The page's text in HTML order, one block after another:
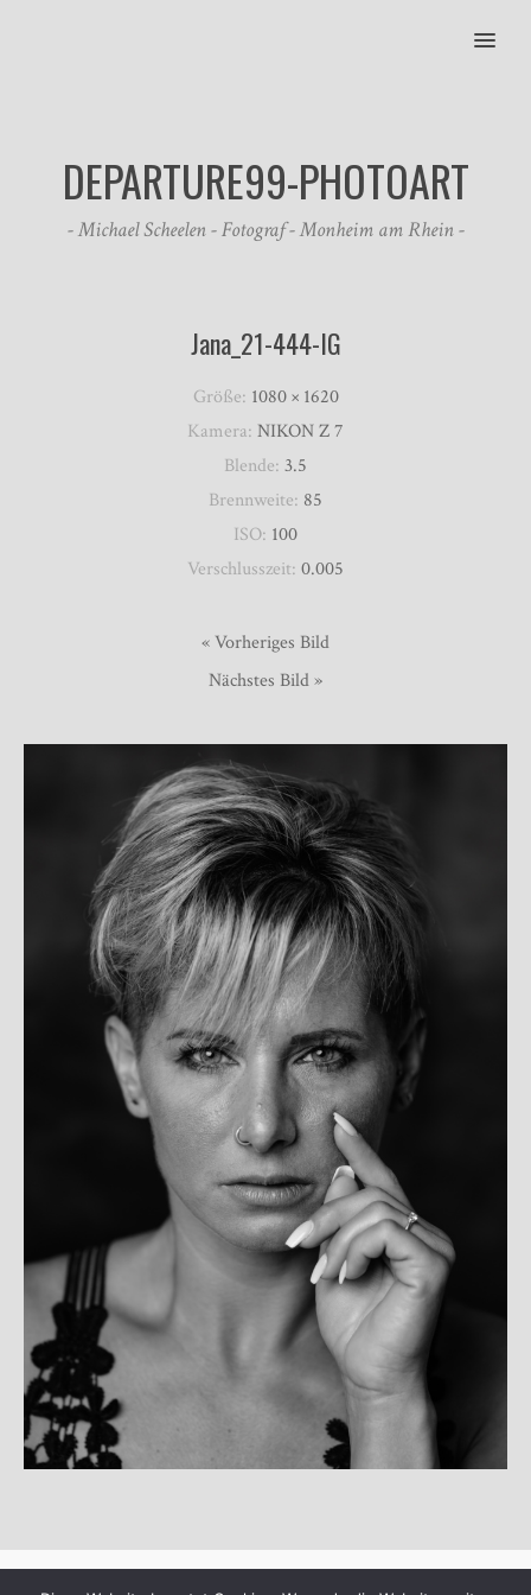
MENU
DEPARTURE99-PHOTOART
- Michael Scheelen - Fotograf - Monheim am Rhein -
Jana_21-444-IG
Größe: 1080 × 1620
Kamera: NIKON Z 7
Blende: 3.5
Brennweite: 85
ISO: 100
Verschlusszeit: 0.005
« Vorheriges Bild
Nächstes Bild »
© Copyright 2025 departure99-photoart